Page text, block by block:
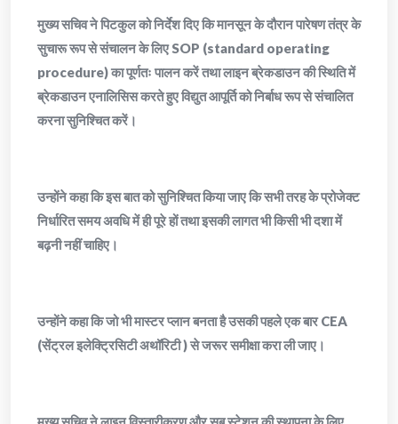
मुख्य सचिव ने पिटकुल को निर्देश दिए कि मानसून के दौरान पारेषण तंत्र के
सुचारू रूप से संचालन के लिए SOP (standard operating
procedure) का पूर्णतः पालन करें तथा लाइन ब्रेकडाउन की स्थिति में
ब्रेकडाउन एनालिसिस करते हुए विद्युत आपूर्ति को निर्बाध रूप से संचालित
करना सुनिश्चित करें।
उन्होंने कहा कि इस बात को सुनिश्चित किया जाए कि सभी तरह के प्रोजेक्ट
निर्धारित समय अवधि में ही पूरे हों तथा इसकी लागत भी किसी भी दशा में
बढ़नी नहीं चाहिए।
उन्होंने कहा कि जो भी मास्टर प्लान बनता है उसकी पहले एक बार CEA
(सेंट्रल इलेक्ट्रिसिटी अथॉरिटी ) से जरूर समीक्षा करा ली जाए।